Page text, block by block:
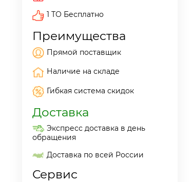
1 ТО Бесплатно
Преимущества
Прямой поставщик
Наличие на складе
Гибкая система скидок
Доставка
Экспресс доставка в день
обращения
Доставка по всей России
Сервис